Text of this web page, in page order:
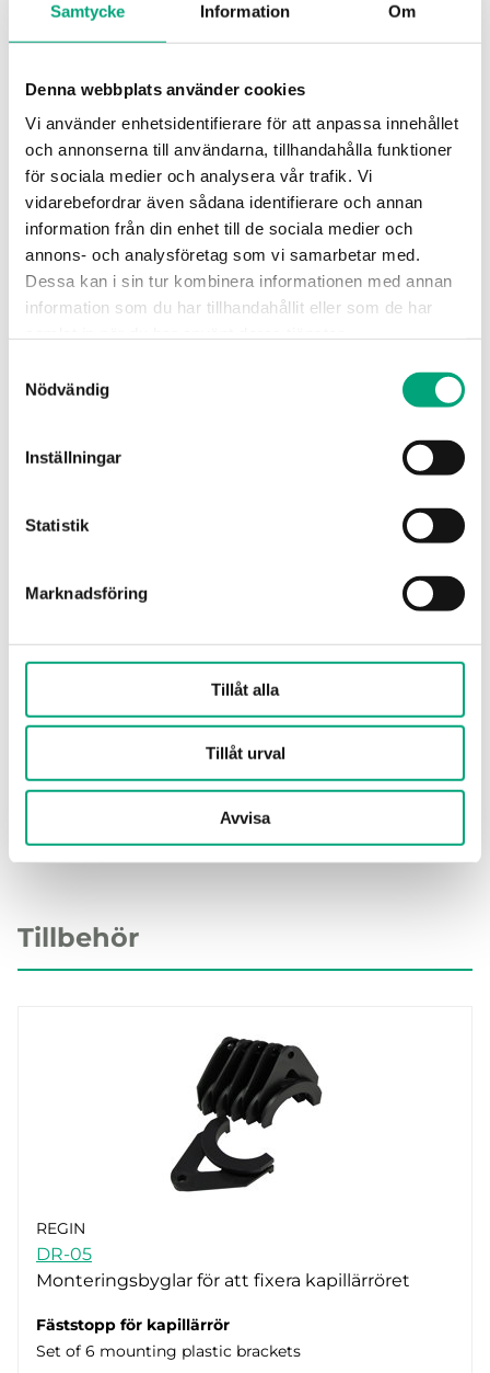
Samtycke Information Om
Denna webbplats använder cookies
Vi använder enhetsidentifierare för att anpassa innehållet
och annonserna till användarna, tillhandahålla funktioner
för sociala medier och analysera vår trafik. Vi
vidarebefordrar även sådana identifierare och annan
information från din enhet till de sociala medier och
annons- och analysföretag som vi samarbetar med.
Dessa kan i sin tur kombinera informationen med annan
information som du har tillhandahållit eller som de har
Nödvändig
Inställningar
Statistik
Marknadsföring
Tillåt alla
Tillåt urval
Avvisa
Material, kåpa
blandning
(Bayblend®)
Mjukvara & dokumentation
Produktblad
MTIC (EN)
MTIC (EN, SV, DE)
Produktdeklarationer
MTIC90SH, CE decl. (EN)
Tillbehör
REGIN
DR-05
Monteringsbyglar för att fixera kapillärröret
Fäststopp för kapillärrör
Set of 6 mounting plastic brackets